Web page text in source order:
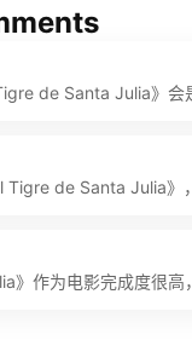
de Santa Julia》会
Tigre de Santa Julia》
》作为电影完成度很高